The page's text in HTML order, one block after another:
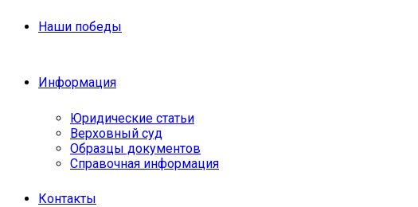
Наши победы
Информация
Юридические статьи
Верховный суд
Образцы документов
Справочная информация
Контакты